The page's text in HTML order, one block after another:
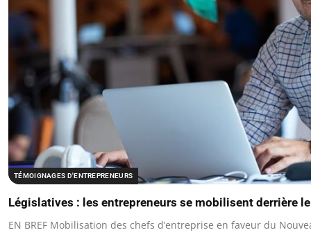
TÉMOIGNAGES D'ENTREPRENEURS
Législatives : les entrepreneurs se mobilisent derrière
EN BREF Mobilisation des chefs d’entreprise en faveur du